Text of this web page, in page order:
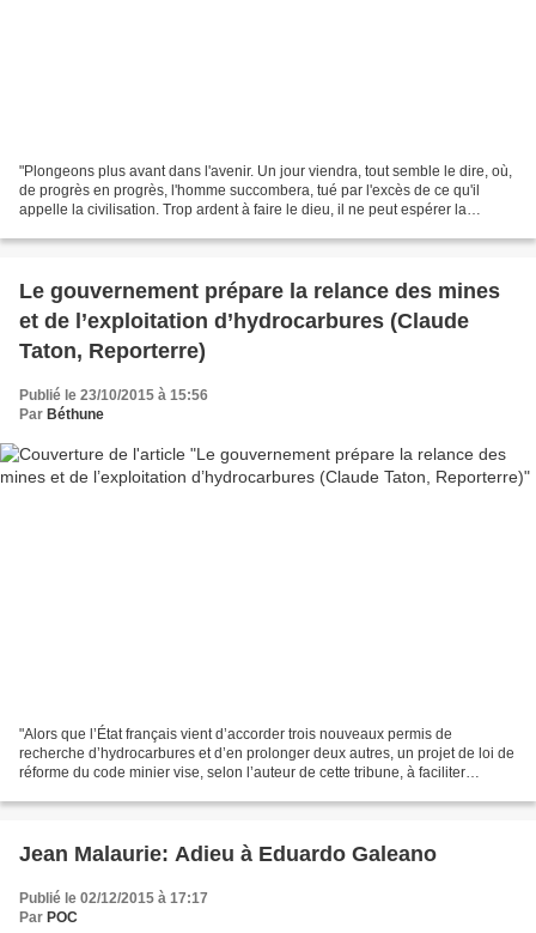
"Plongeons plus avant dans l'avenir. Un jour viendra, tout semble le dire, où,
de progrès en progrès, l'homme succombera, tué par l'excès de ce qu'il
appelle la civilisation. Trop ardent à faire le dieu, il ne peut espérer la
Le gouvernement prépare la relance des mines
et de l’exploitation d’hydrocarbures (Claude
Taton, Reporterre)
Publié le 23/10/2015 à 15:56
Par Béthune
"Alors que l’État français vient d’accorder trois nouveaux permis de
recherche d’hydrocarbures et d’en prolonger deux autres, un projet de loi de
réforme du code minier vise, selon l’auteur de cette tribune, à faciliter
Jean Malaurie: Adieu à Eduardo Galeano
Publié le 02/12/2015 à 17:17
Par POC